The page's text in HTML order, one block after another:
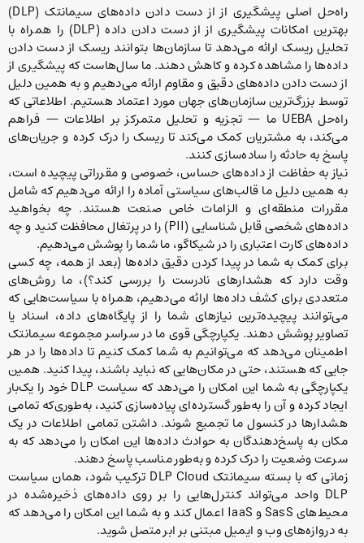
راه‌حل اصلی پیشگیری از از دست دادن داده‌های سیمانتک (DLP)
بهترین امکانات پیشگیری از از دست دادن داده (DLP) را همراه با
تحلیل ریسک ارائه می‌دهد تا سازمان‌ها بتوانند ریسک از دست دادن
داده‌ها را مشاهده کرده و کاهش دهند. ما سال‌هاست که پیشگیری از
از دست دادن داده‌های دقیق و مقاوم ارائه می‌دهیم و به همین دلیل
توسط بزرگ‌ترین سازمان‌های جهان مورد اعتماد هستیم. اطلاعاتی که
راه‌حل UEBA ما — تجزیه و تحلیل متمرکز بر اطلاعات — فراهم
می‌کند، به مشتریان کمک می‌کند تا ریسک را درک کرده و جریان‌های
پاسخ به حادثه را ساده‌سازی کنند.
نیاز به حفاظت از داده‌های حساس، خصوصی و مقرراتی پیچیده است،
به همین دلیل ما قالب‌های سیاستی آماده را ارائه می‌دهیم که شامل
مقررات منطقه‌ای و الزامات خاص صنعت هستند. چه بخواهید
داده‌های شخصی قابل شناسایی (PII) را در پرتغال محافظت کنید و چه
داده‌های کارت اعتباری را در شیکاگو، ما شما را پوشش می‌دهیم.
برای کمک به شما در پیدا کردن دقیق داده‌ها (بعد از همه، چه کسی
وقت دارد که هشدارهای نادرست را بررسی کند؟)، ما روش‌های
متعددی برای کشف داده‌ها ارائه می‌دهیم، همراه با سیاست‌هایی که
می‌توانند پیچیده‌ترین نیازهای شما را از پایگاه‌های داده، اسناد یا
تصاویر پوشش دهند. یکپارچگی قوی ما در سراسر مجموعه سیمانتک
اطمینان می‌دهد که می‌توانیم به شما کمک کنیم تا داده‌ها را در هر
جایی که هستند، حتی در مکان‌هایی که نباید باشند، پیدا کنید. همین
یکپارچگی به شما این امکان را می‌دهد که سیاست DLP خود را یک‌بار
ایجاد کرده و آن را به‌طور گسترده‌ای پیاده‌سازی کنید، به‌طوری‌که تمامی
هشدارها در کنسول ما تجمیع شوند. داشتن تمامی اطلاعات در یک
مکان به پاسخ‌دهندگان به حوادث داده‌ها این امکان را می‌دهد که به
سرعت وضعیت را درک کرده و به‌طور مناسب پاسخ دهند.
زمانی که با بسته سیمانتک DLP Cloud ترکیب شود، همان سیاست
DLP واحد می‌تواند کنترل‌هایی را بر روی داده‌های ذخیره‌شده در
محیط‌های SasS و IaaS اعمال کند و به شما این امکان را می‌دهد که
به دروازه‌های وب و ایمیل مبتنی بر ابر متصل شوید.